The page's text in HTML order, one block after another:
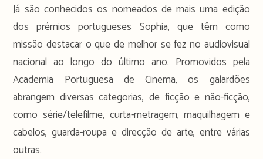
Já são conhecidos os nomeados de mais uma edição
dos prémios portugueses Sophia, que têm como
missão destacar o que de melhor se fez no audiovisual
nacional ao longo do último ano. Promovidos pela
Academia Portuguesa de Cinema, os galardões
abrangem diversas categorias, de ficção e não-ficção,
como série/telefilme, curta-metragem, maquilhagem e
cabelos, guarda-roupa e direcção de arte, entre várias
outras.